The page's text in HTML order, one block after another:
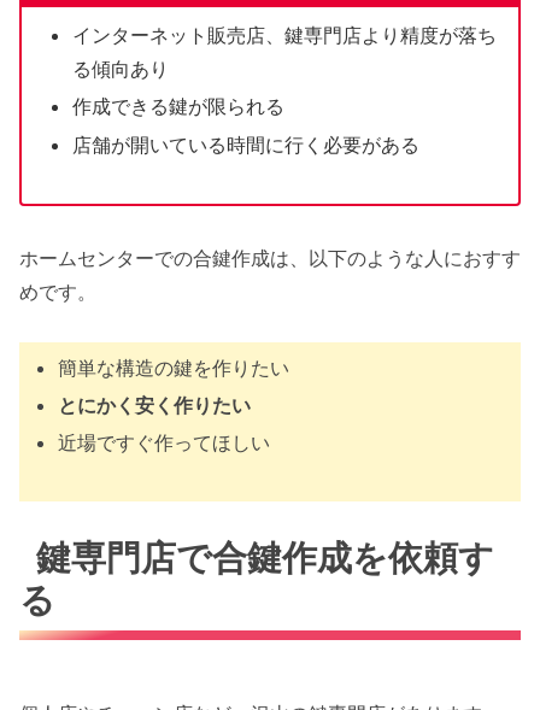
インターネット販売店、鍵専門店より精度が落ち
る傾向あり
作成できる鍵が限られる
店舗が開いている時間に行く必要がある
ホームセンターでの合鍵作成は、以下のような人におすす
めです。
簡単な構造の鍵を作りたい
とにかく安く作りたい
近場ですぐ作ってほしい
鍵専門店で合鍵作成を依頼す
る